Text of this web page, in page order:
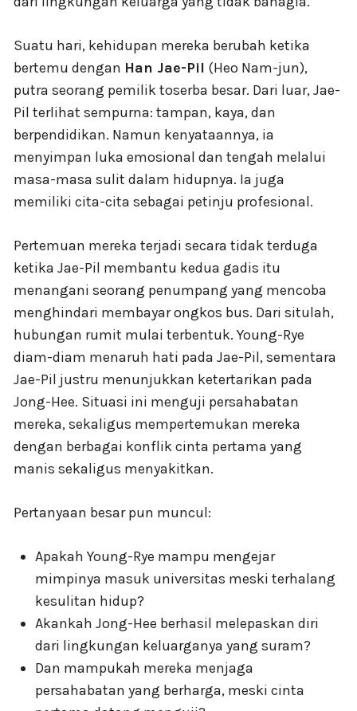
Suatu hari, kehidupan mereka berubah ketika
bertemu dengan Han Jae-Pil (Heo Nam-jun),
putra seorang pemilik toserba besar. Dari luar, Jae-
Pil terlihat sempurna: tampan, kaya, dan
berpendidikan. Namun kenyataannya, ia
menyimpan luka emosional dan tengah melalui
masa-masa sulit dalam hidupnya. Ia juga
memiliki cita-cita sebagai petinju profesional.
Pertemuan mereka terjadi secara tidak terduga
ketika Jae-Pil membantu kedua gadis itu
menangani seorang penumpang yang mencoba
menghindari membayar ongkos bus. Dari situlah,
hubungan rumit mulai terbentuk. Young-Rye
diam-diam menaruh hati pada Jae-Pil, sementara
Jae-Pil justru menunjukkan ketertarikan pada
Jong-Hee. Situasi ini menguji persahabatan
mereka, sekaligus mempertemukan mereka
dengan berbagai konflik cinta pertama yang
manis sekaligus menyakitkan.
Pertanyaan besar pun muncul:
Apakah Young-Rye mampu mengejar
mimpinya masuk universitas meski terhalang
kesulitan hidup?
Akankah Jong-Hee berhasil melepaskan diri
dari lingkungan keluarganya yang suram?
Dan mampukah mereka menjaga
persahabatan yang berharga, meski cinta